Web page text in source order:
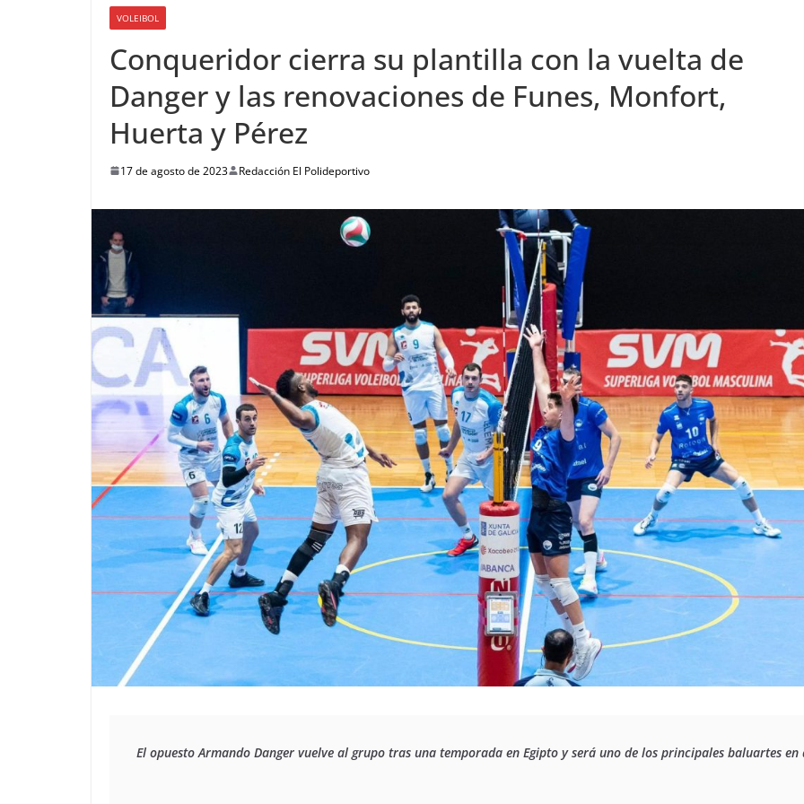
VOLEIBOL
Conqueridor cierra su plantilla con la vuelta de
Danger y las renovaciones de Funes, Monfort,
Huerta y Pérez
17 de agosto de 2023 Redacción El Polideportivo
El opuesto Armando Danger vuelve al grupo tras una temporada en Egipto y será uno de los principales baluartes